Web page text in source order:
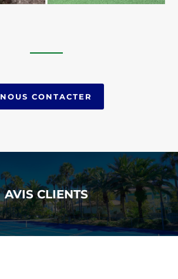
NOUS CONTACTER
AVIS CLIENTS